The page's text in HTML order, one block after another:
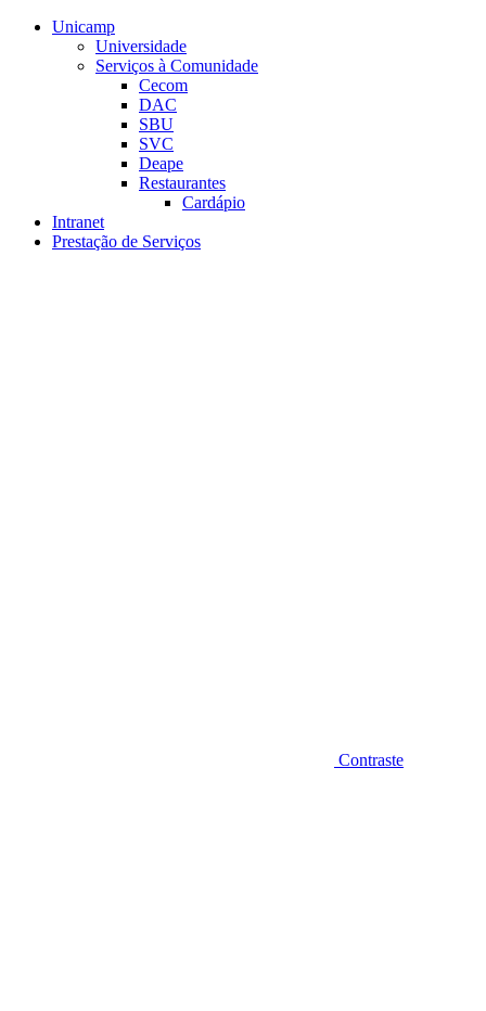
Conteúdo principal
Unicamp
Universidade
Serviços à Comunidade
Cecom
DAC
SBU
SVC
Deape
Restaurantes
Cardápio
Intranet
Prestação de Serviços
Contraste